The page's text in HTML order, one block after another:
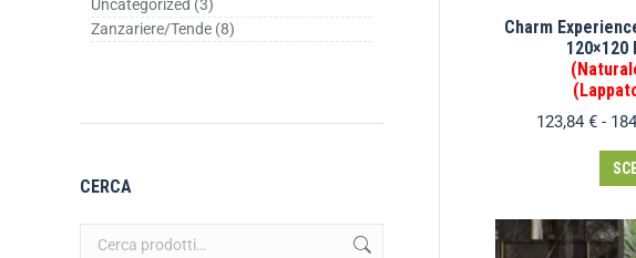
Charm
123,84 € -
Uncategorized (3)
Zanzariere/Tende (8)
CERCA